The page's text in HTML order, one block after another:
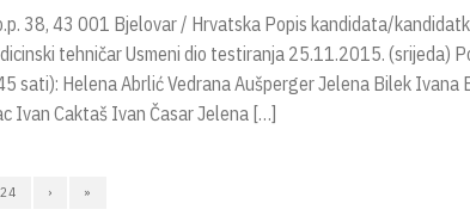
38, 43 001 Bjelovar / Hrvatska Popis kandidata/
tehničar Usmeni dio testiranja 25.11.2015. (srijeda)
sati): Helena Abrlić Vedrana Aušperger Jelena Bilek Ivana
Ivan Caktaš Ivan Časar Jelena […]
› »